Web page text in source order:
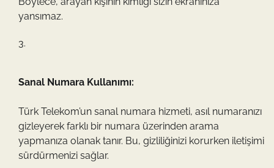
yansımaz.
Sanal Numara Kullanımı:
Türk Telekom’un sanal numara hizmeti, asıl numaranızı
gizleyerek farklı bir numara üzerinden arama
yapmanıza olanak tanır. Bu, gizliliğinizi korurken iletişimi
sürdürmenizi sağlar.